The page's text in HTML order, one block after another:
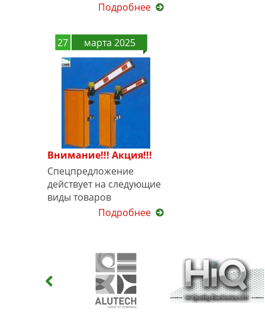
Подробнее
27 марта 2025
Внимание!!! Акция!!!
Спецпредложение
действует на следующие
виды товаров
Подробнее